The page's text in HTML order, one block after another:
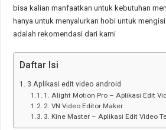
bisa kalian manfaatkan untuk kebutuhan
hanya untuk menyalurkan hobi untuk
adalah rekomendasi dari kami
Daftar Isi
3 Aplikasi edit video android
1. Alight Motion Pro – Aplikasi Edit
2. VN Video Editor Maker
3. Kine Master – Aplikasi Edit Video